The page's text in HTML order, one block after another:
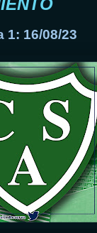
1: 16/08/23